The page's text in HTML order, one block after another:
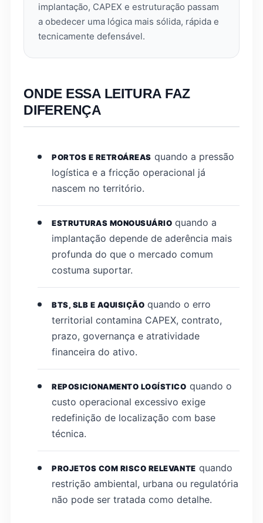
implantação, CAPEX e estruturação passam
a obedecer uma lógica mais sólida, rápida e
tecnicamente defensável.
ONDE ESSA LEITURA FAZ
DIFERENÇA
PORTOS E RETROÁREAS quando a pressão
logística e a fricção operacional já
nascem no território.
ESTRUTURAS MONOUSUÁRIO quando a
implantação depende de aderência mais
profunda do que o mercado comum
costuma suportar.
BTS, SLB E AQUISIÇÃO quando o erro
territorial contamina CAPEX, contrato,
prazo, governança e atratividade
financeira do ativo.
REPOSICIONAMENTO LOGÍSTICO quando o
custo operacional excessivo exige
redefinição de localização com base
técnica.
PROJETOS COM RISCO RELEVANTE quando
restrição ambiental, urbana ou regulatória
não pode ser tratada como detalhe.